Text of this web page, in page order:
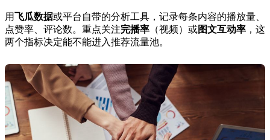
用飞瓜数据或平台自带的分析工具，记录每条内容的播放量、
点赞率、评论数。重点关注完播率 （视频）或图文互动率 ，这
两个指标决定能不能进入推荐流量池。